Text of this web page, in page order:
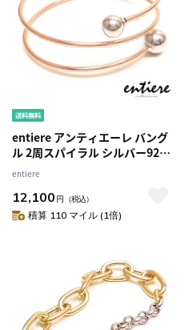
entiere アンティエーレ バング
ル 2周スパイラル シルバー925
ピンクゴールド・ロジウムメッ
entiere
12,100 円 （税込）
積算 110 マイル (1倍)